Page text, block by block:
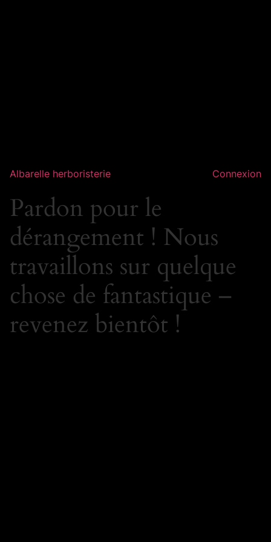
Albarelle herboristerie Connexion
Pardon pour le
dérangement ! Nous
travaillons sur quelque
chose de fantastique –
revenez bientôt !